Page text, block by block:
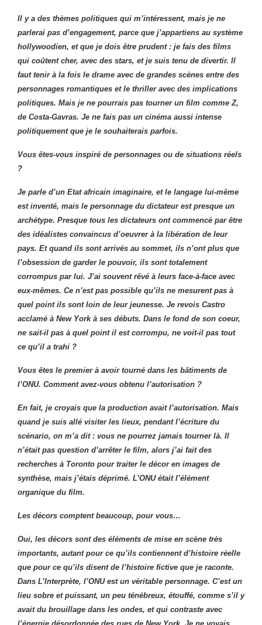
Il y a des thèmes politiques qui m’intéressent, mais je ne
parlerai pas d’engagement, parce que j’appartiens au système
hollywoodien, et que je dois être prudent : je fais des films
qui coûtent cher, avec des stars, et je suis tenu de divertir. Il
faut tenir à la fois le drame avec de grandes scènes entre des
personnages romantiques et le thriller avec des implications
politiques. Mais je ne pourrais pas tourner un film comme Z,
de Costa-Gavras. Je ne fais pas un cinéma aussi intense
politiquement que je le souhaiterais parfois.
Vous êtes-vous inspiré de personnages ou de situations réels
?
Je parle d’un Etat africain imaginaire, et le langage lui-même
est inventé, mais le personnage du dictateur est presque un
archétype. Presque tous les dictateurs ont commencé par être
des idéalistes convaincus d’oeuvrer à la libération de leur
pays. Et quand ils sont arrivés au sommet, ils n’ont plus que
l’obsession de garder le pouvoir, ils sont totalement
corrompus par lui. J’ai souvent rêvé à leurs face-à-face avec
eux-mêmes. Ce n’est pas possible qu’ils ne mesurent pas à
quel point ils sont loin de leur jeunesse. Je revois Castro
acclamé à New York à ses débuts. Dans le fond de son coeur,
ne sait-il pas à quel point il est corrompu, ne voit-il pas tout
ce qu’il a trahi ?
Vous êtes le premier à avoir tourné dans les bâtiments de
l’ONU. Comment avez-vous obtenu l’autorisation ?
En fait, je croyais que la production avait l’autorisation. Mais
quand je suis allé visiter les lieux, pendant l’écriture du
scénario, on m’a dit : vous ne pourrez jamais tourner là. Il
n’était pas question d’arrêter le film, alors j’ai fait des
recherches à Toronto pour traiter le décor en images de
synthèse, mais j’étais déprimé. L’ONU était l’élément
organique du film.
Les décors comptent beaucoup, pour vous…
Oui, les décors sont des éléments de mise en scène très
importants, autant pour ce qu’ils contiennent d’histoire réelle
que pour ce qu’ils disent de l’histoire fictive que je raconte.
Dans L’Interprète, l’ONU est un véritable personnage. C’est un
lieu sobre et puissant, un peu ténébreux, étouffé, comme s’il y
avait du brouillage dans les ondes, et qui contraste avec